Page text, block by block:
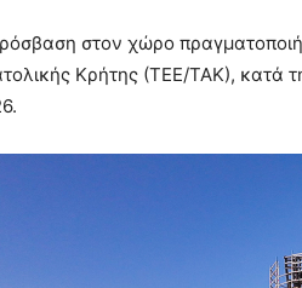
στον χώρο
Κρήτης (ΤΕΕ/ΤΑΚ), κατά